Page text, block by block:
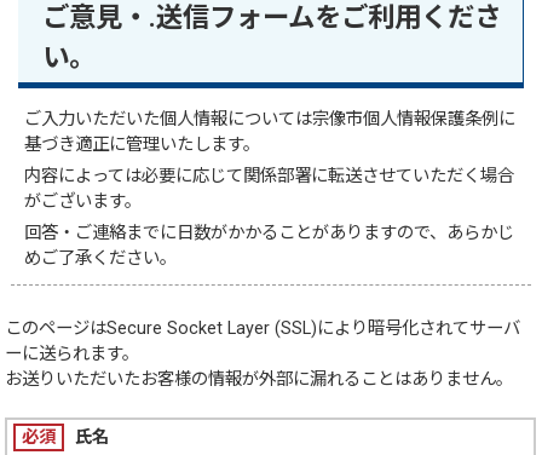
ご意見・.送信フォームをご利用くださ
い。
ご入力いただいた個人情報については宗像市個人情報保護条例に
基づき適正に管理いたします。
内容によっては必要に応じて関係部署に転送させていただく場合
がございます。
回答・ご連絡までに日数がかかることがありますので、あらかじ
めご了承ください。
このページはSecure Socket Layer (SSL)により暗号化されてサーバ
ーに送られます。
お送りいただいたお客様の情報が外部に漏れることはありません。
必須 氏名